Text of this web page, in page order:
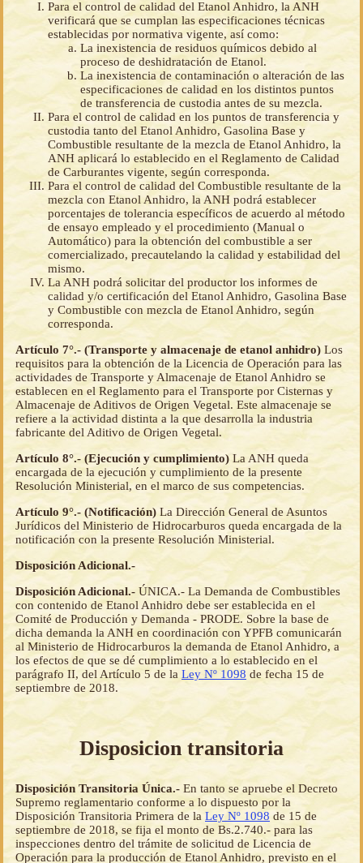
Para el control de calidad del Etanol Anhidro, la ANH
verificará que se cumplan las especificaciones técnicas
establecidas por normativa vigente, así como:
La inexistencia de residuos químicos debido al
proceso de deshidratación de Etanol.
La inexistencia de contaminación o alteración de las
especificaciones de calidad en los distintos puntos
de transferencia de custodia antes de su mezcla.
Para el control de calidad en los puntos de transferencia y
custodia tanto del Etanol Anhidro, Gasolina Base y
Combustible resultante de la mezcla de Etanol Anhidro, la
ANH aplicará lo establecido en el Reglamento de Calidad
de Carburantes vigente, según corresponda.
Para el control de calidad del Combustible resultante de la
mezcla con Etanol Anhidro, la ANH podrá establecer
porcentajes de tolerancia específicos de acuerdo al método
de ensayo empleado y el procedimiento (Manual o
Automático) para la obtención del combustible a ser
comercializado, precautelando la calidad y estabilidad del
mismo.
La ANH podrá solicitar del productor los informes de
calidad y/o certificación del Etanol Anhidro, Gasolina Base
y Combustible con mezcla de Etanol Anhidro, según
corresponda.
Artículo 7°.- (Transporte y almacenaje de etanol anhidro) Los
requisitos para la obtención de la Licencia de Operación para las
actividades de Transporte y Almacenaje de Etanol Anhidro se
establecen en el Reglamento para el Transporte por Cisternas y
Almacenaje de Aditivos de Origen Vegetal. Este almacenaje se
refiere a la actividad distinta a la que desarrolla la industria
fabricante del Aditivo de Origen Vegetal.
Artículo 8°.- (Ejecución y cumplimiento) La ANH queda
encargada de la ejecución y cumplimiento de la presente
Resolución Ministerial, en el marco de sus competencias.
Artículo 9°.- (Notificación) La Dirección General de Asuntos
Jurídicos del Ministerio de Hidrocarburos queda encargada de la
notificación con la presente Resolución Ministerial.
Disposición Adicional.-
Disposición Adicional.- ÚNICA.- La Demanda de Combustibles
con contenido de Etanol Anhidro debe ser establecida en el
Comité de Producción y Demanda - PRODE. Sobre la base de
dicha demanda la ANH en coordinación con YPFB comunicarán
al Ministerio de Hidrocarburos la demanda de Etanol Anhidro, a
los efectos de que se dé cumplimiento a lo establecido en el
parágrafo II, del Artículo 5 de la Ley Nº 1098 de fecha 15 de
septiembre de 2018.
Disposicion transitoria
Disposición Transitoria Única.- En tanto se apruebe el Decreto
Supremo reglamentario conforme a lo dispuesto por la
Disposición Transitoria Primera de la Ley Nº 1098 de 15 de
septiembre de 2018, se fija el monto de Bs.2.740.- para las
inspecciones dentro del trámite de solicitud de Licencia de
Operación para la producción de Etanol Anhidro, previsto en el